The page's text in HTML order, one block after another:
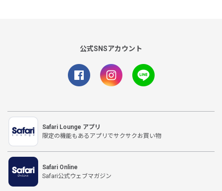
公式SNSアカウント
Safari Lounge アプリ
限定の機能もあるアプリでサクサクお買い物
Safari Online
Safari公式ウェブマガジン